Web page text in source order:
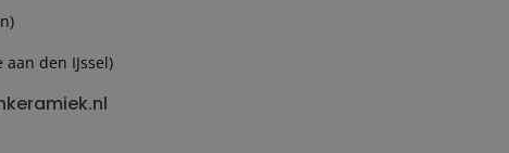
aan den IJssel)